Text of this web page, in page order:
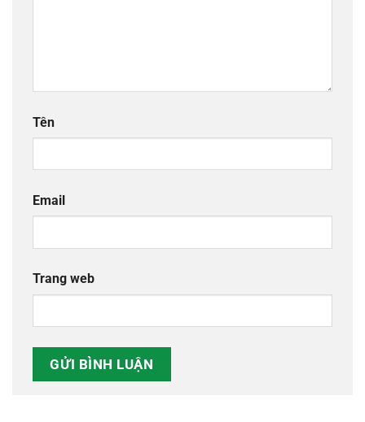
Tên
Email
Trang web